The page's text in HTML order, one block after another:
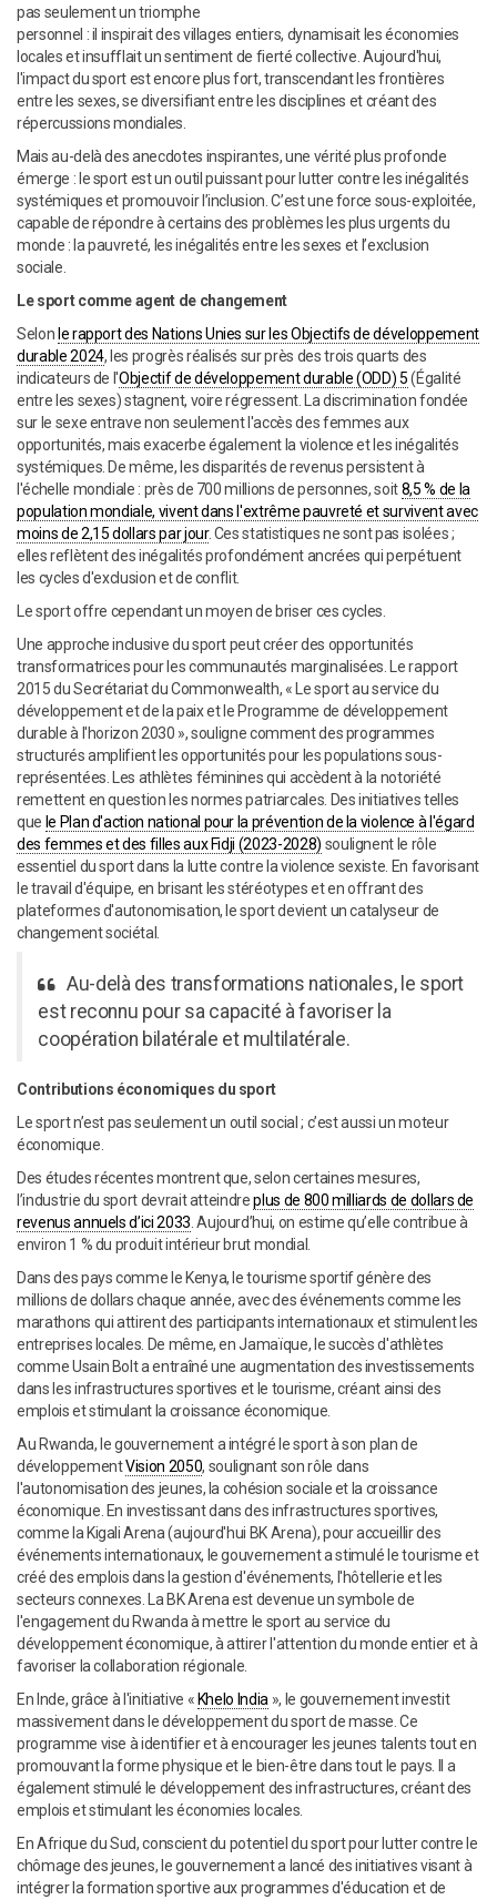
pas seulement un triomphe
personnel : il inspirait des villages entiers, dynamisait les économies
locales et insufflait un sentiment de fierté collective. Aujourd'hui,
l'impact du sport est encore plus fort, transcendant les frontières
entre les sexes, se diversifiant entre les disciplines et créant des
répercussions mondiales.
Mais au-delà des anecdotes inspirantes, une vérité plus profonde
émerge : le sport est un outil puissant pour lutter contre les inégalités
systémiques et promouvoir l’inclusion. C’est une force sous-exploitée,
capable de répondre à certains des problèmes les plus urgents du
monde : la pauvreté, les inégalités entre les sexes et l’exclusion
sociale.
Le sport comme agent de changement
Selon le rapport des Nations Unies sur les Objectifs de développement
durable 2024, les progrès réalisés sur près des trois quarts des
indicateurs de l'Objectif de développement durable (ODD) 5(Égalité
entre les sexes) stagnent, voire régressent. La discrimination fondée
sur le sexe entrave non seulement l'accès des femmes aux
opportunités, mais exacerbe également la violence et les inégalités
systémiques. De même, les disparités de revenus persistent à
l'échelle mondiale : près de 700 millions de personnes, soit8,5 % de la
population mondiale, vivent dans l'extrême pauvreté et survivent avec
moins de 2,15 dollars par jour. Ces statistiques ne sont pas isolées ;
elles reflètent des inégalités profondément ancrées qui perpétuent
les cycles d'exclusion et de conflit.
Le sport offre cependant un moyen de briser ces cycles.
Une approche inclusive du sport peut créer des opportunités
transformatrices pour les communautés marginalisées. Le rapport
2015 du Secrétariat du Commonwealth, « Le sport au service du
développement et de la paix et le Programme de développement
durable à l'horizon 2030 », souligne comment des programmes
structurés amplifient les opportunités pour les populations sous-
représentées. Les athlètes féminines qui accèdent à la notoriété
remettent en question les normes patriarcales. Des initiatives telles
que le Plan d'action national pour la prévention de la violence à l'égard
des femmes et des filles aux Fidji (2023-2028) soulignent le rôle
essentiel du sport dans la lutte contre la violence sexiste. En favorisant
le travail d'équipe, en brisant les stéréotypes et en offrant des
plateformes d'autonomisation, le sport devient un catalyseur de
changement sociétal.
Au-delà des transformations nationales, le sport
est reconnu pour sa capacité à favoriser la
coopération bilatérale et multilatérale.
Contributions économiques du sport
Le sport n’est pas seulement un outil social ; c’est aussi un moteur
économique.
Des études récentes montrent que, selon certaines mesures,
l’industrie du sport devrait atteindreplus de 800 milliards de dollars de
revenus annuels d’ici 2033 . Aujourd’hui, on estime qu’elle contribue à
environ 1 % du produit intérieur brut mondial.
Dans des pays comme le Kenya, le tourisme sportif génère des
millions de dollars chaque année, avec des événements comme les
marathons qui attirent des participants internationaux et stimulent les
entreprises locales. De même, en Jamaïque, le succès d'athlètes
comme Usain Bolt a entraîné une augmentation des investissements
dans les infrastructures sportives et le tourisme, créant ainsi des
emplois et stimulant la croissance économique.
Au Rwanda, le gouvernement a intégré le sport à son plan de
développementVision 2050, soulignant son rôle dans
l'autonomisation des jeunes, la cohésion sociale et la croissance
économique. En investissant dans des infrastructures sportives,
comme la Kigali Arena (aujourd'hui BK Arena), pour accueillir des
événements internationaux, le gouvernement a stimulé le tourisme et
créé des emplois dans la gestion d'événements, l'hôtellerie et les
secteurs connexes. La BK Arena est devenue un symbole de
l'engagement du Rwanda à mettre le sport au service du
développement économique, à attirer l'attention du monde entier et à
favoriser la collaboration régionale.
En Inde, grâce à l'initiative «Khelo India », le gouvernement investit
massivement dans le développement du sport de masse. Ce
programme vise à identifier et à encourager les jeunes talents tout en
promouvant la forme physique et le bien-être dans tout le pays. Il a
également stimulé le développement des infrastructures, créant des
emplois et stimulant les économies locales.
En Afrique du Sud, conscient du potentiel du sport pour lutter contre le
chômage des jeunes, le gouvernement a lancé des initiatives visant à
intégrer la formation sportive aux programmes d'éducation et de